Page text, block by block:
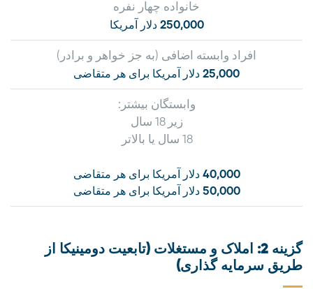
خانواده چهار نفره
250,000 دلار آمریکا
افراد وابسته اضافی (به جز خواهر و برادر)
25,000 دلار آمریکا برای هر متقاضی
وابستگان بیشتر:
زیر 18 سال
18 سال یا بالاتر
40,000 دلار آمریکا برای هر متقاضی
50,000 دلار آمریکا برای هر متقاضی
گزینه 2: املاک و مستغلات (تابعیت دومینیکا از
طریق سرمایه گذاری)